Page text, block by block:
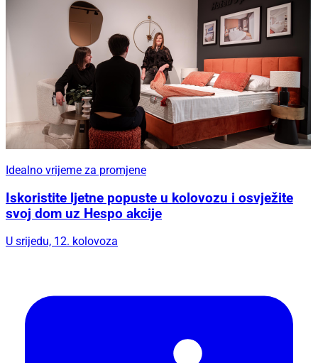
Idealno vrijeme za promjene
Iskoristite ljetne popuste u kolovozu i osvježite
svoj dom uz Hespo akcije
U srijedu, 12. kolovoza